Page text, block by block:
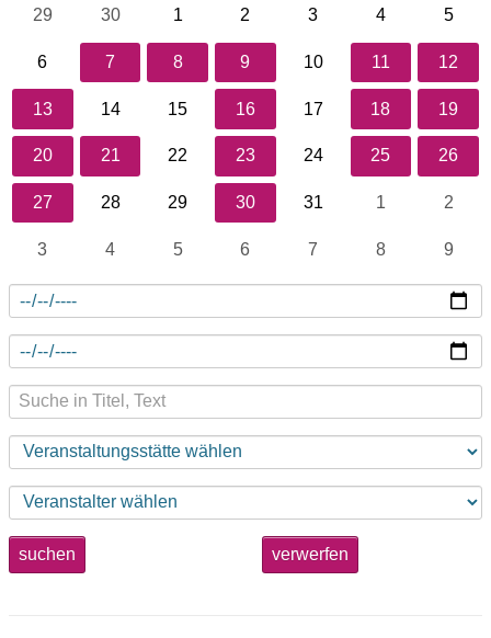
29
30 1 2 3 4 5
6 7 8 9 10 11 12
13 14 15 16 17 18 19
20 21 22 23 24 25 26
27 28 29 30 31 1 2
3 4 5 6 7 8 9
suchen verwerfen